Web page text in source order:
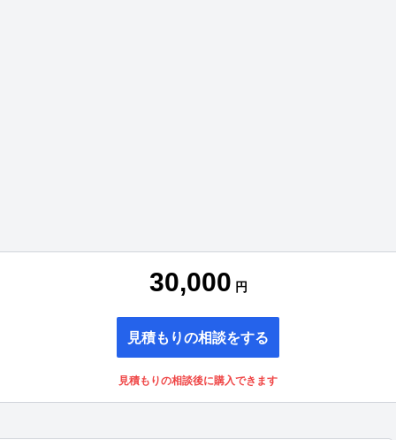
30,000 円
見積もりの相談をする
見積もりの相談後に購入できます